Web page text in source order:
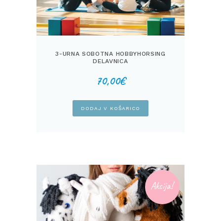
3-URNA SOBOTNA HOBBYHORSING
DELAVNICA
70,00€
DODAJ V KOŠARICO
Akcija!